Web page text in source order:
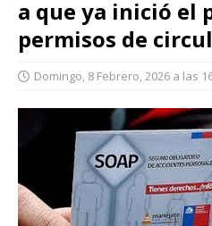
a que ya inició el
permisos de
Domingo, 8 Febrero, 2026 a las